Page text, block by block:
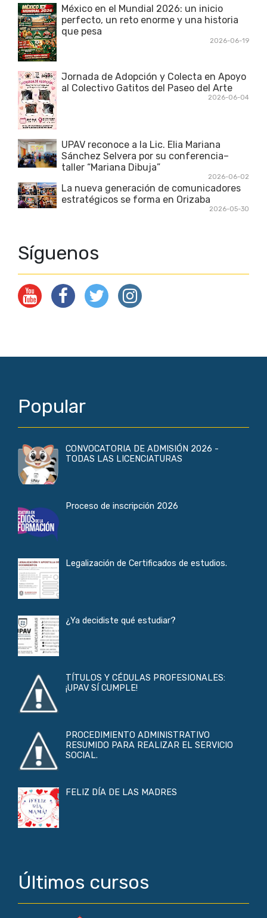
México en el Mundial 2026: un inicio
perfecto, un reto enorme y una historia
que pesa
2026-06-19
Jornada de Adopción y Colecta en Apoyo
al Colectivo Gatitos del Paseo del Arte
2026-06-04
UPAV reconoce a la Lic. Elia Mariana
Sánchez Selvera por su conferencia–
taller “Mariana Dibuja”
2026-06-02
La nueva generación de comunicadores
estratégicos se forma en Orizaba
2026-05-30
Síguenos
Popular
CONVOCATORIA DE ADMISIÓN 2026 -
TODAS LAS LICENCIATURAS
Proceso de inscripción 2026
Legalización de Certificados de estudios.
¿Ya decidiste qué estudiar?
TÍTULOS Y CÉDULAS PROFESIONALES:
¡UPAV SÍ CUMPLE!
PROCEDIMIENTO ADMINISTRATIVO
RESUMIDO PARA REALIZAR EL SERVICIO
SOCIAL.
FELIZ DÍA DE LAS MADRES
Últimos cursos